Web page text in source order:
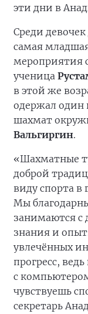
эти дни в
Среди девочек
самая
мероприятия
ученица
в этой же
одержал один
шахмат
Вальгиргин.
«Шахматные
доброй
виду спорта в
Мы
занимаются с
знания и
увлечённых
прогресс,
с
чувствуешь
секретарь